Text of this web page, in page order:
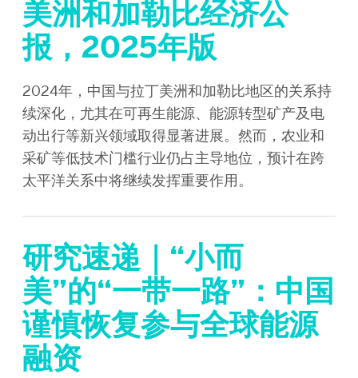
全球经济治理
中心团队
中心领导
研究团队
GDP IN ENGLISH
美洲和加勒比经济公
报，2025年版
2024年，中国与拉丁美洲和加勒比地区的关系持
续深化，尤其在可再生能源、能源转型矿产及电
动出行等新兴领域取得显著进展。然而，农业和
采矿等低技术门槛行业仍占主导地位，预计在跨
太平洋关系中将继续发挥重要作用。
研究速递｜“小而
美”的“一带一路”：中国
谨慎恢复参与全球能源
融资